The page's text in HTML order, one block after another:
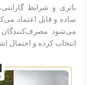
باتری و شرایط
ساده و قابل اعتماد
می‌شود مصرف‌کنندگان
انتخاب کرده و احتمال